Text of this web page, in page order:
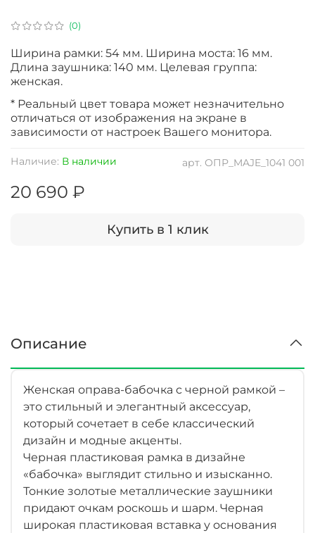
(0)
арт. ОПР_MAJE_1041 001
Наличие: В наличии
20 690 ₽
Купить в 1 клик
Ширина рамки: 54 мм. Ширина моста: 16 мм.
Длина заушника: 140 мм. Целевая группа:
женская.
* Реальный цвет товара может незначительно
отличаться от изображения на экране в
зависимости от настроек Вашего монитора.
Описание
Женская оправа-бабочка с черной рамкой –
это стильный и элегантный аксессуар,
который сочетает в себе классический
дизайн и модные акценты.
Черная пластиковая рамка в дизайне
«бабочка» выглядит стильно и изысканно.
Тонкие золотые металлические заушники
придают очкам роскошь и шарм. Черная
широкая пластиковая вставка у основания